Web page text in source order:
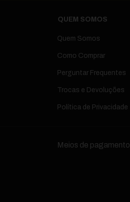
QUEM SOMOS
Quem Somos
Como Comprar
Perguntar Frequentes
Trocas e Devoluções
Política de Privacidade
Meios de pagamento